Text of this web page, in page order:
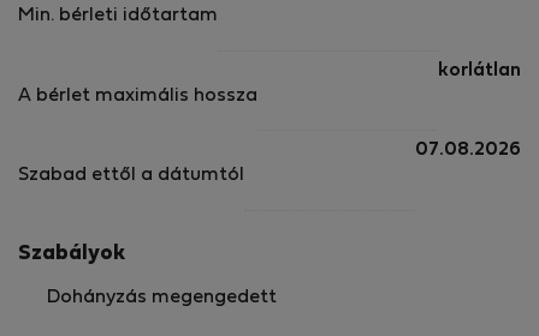
Min. bérleti időtartam
A bérlet maximális hossza
korlátlan
Szabad ettől a dátumtól
07.08.2026
Szabályok
Dohányzás megengedett